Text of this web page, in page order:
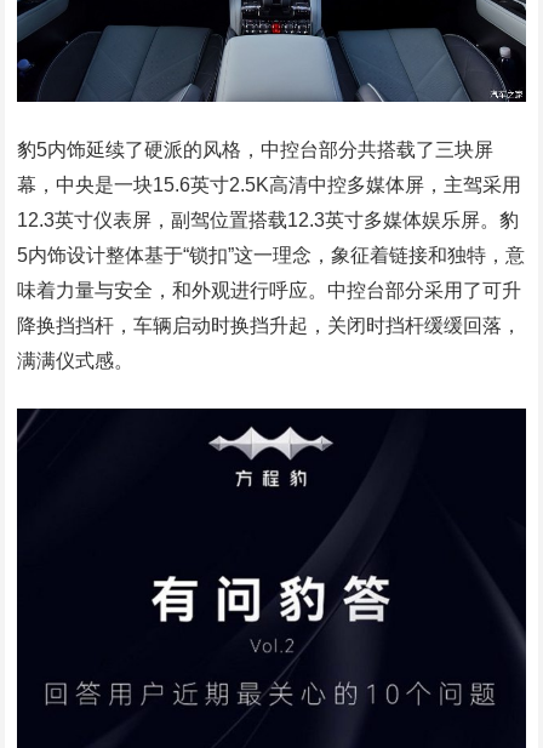
豹5内饰延续了硬派的风格，中控台部分共搭载了三块屏
幕，中央是一块15.6英寸2.5K高清中控多媒体屏，主驾采用
12.3英寸仪表屏，副驾位置搭载12.3英寸多媒体娱乐屏。豹
5内饰设计整体基于“锁扣”这一理念，象征着链接和独特，意
味着力量与安全，和外观进行呼应。中控台部分采用了可升
降换挡挡杆，车辆启动时换挡升起，关闭时挡杆缓缓回落，
满满仪式感。